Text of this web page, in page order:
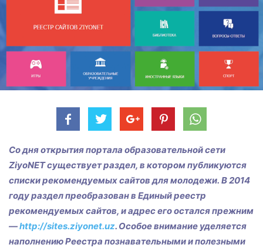
Со дня открытия портала образовательной сети
ZiyoNET существует раздел, в котором публикуются
списки рекомендуемых сайтов для молодежи. В 2014
году раздел преобразован в Единый реестр
рекомендуемых сайтов, и адрес его остался прежним
—http://sites.ziyonet.uz. Особое внимание уделяется
наполнению Реестра познавательными и полезными